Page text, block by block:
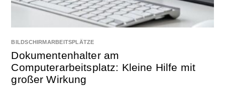
BILDSCHIRMARBEITSPLÄTZE
Dokumentenhalter am
Computerarbeitsplatz: Kleine Hilfe mit
großer Wirkung